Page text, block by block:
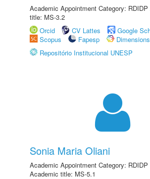
Academic Appointment Category:
title: MS-3.2
Orcid
CV Lattes
Google
Scopus
Fapesp
Dimensions
Repositório Institucional UNESP
Sonia Maria Oliani
Academic Appointment Category: RDIDP
Academic title: MS-5.1